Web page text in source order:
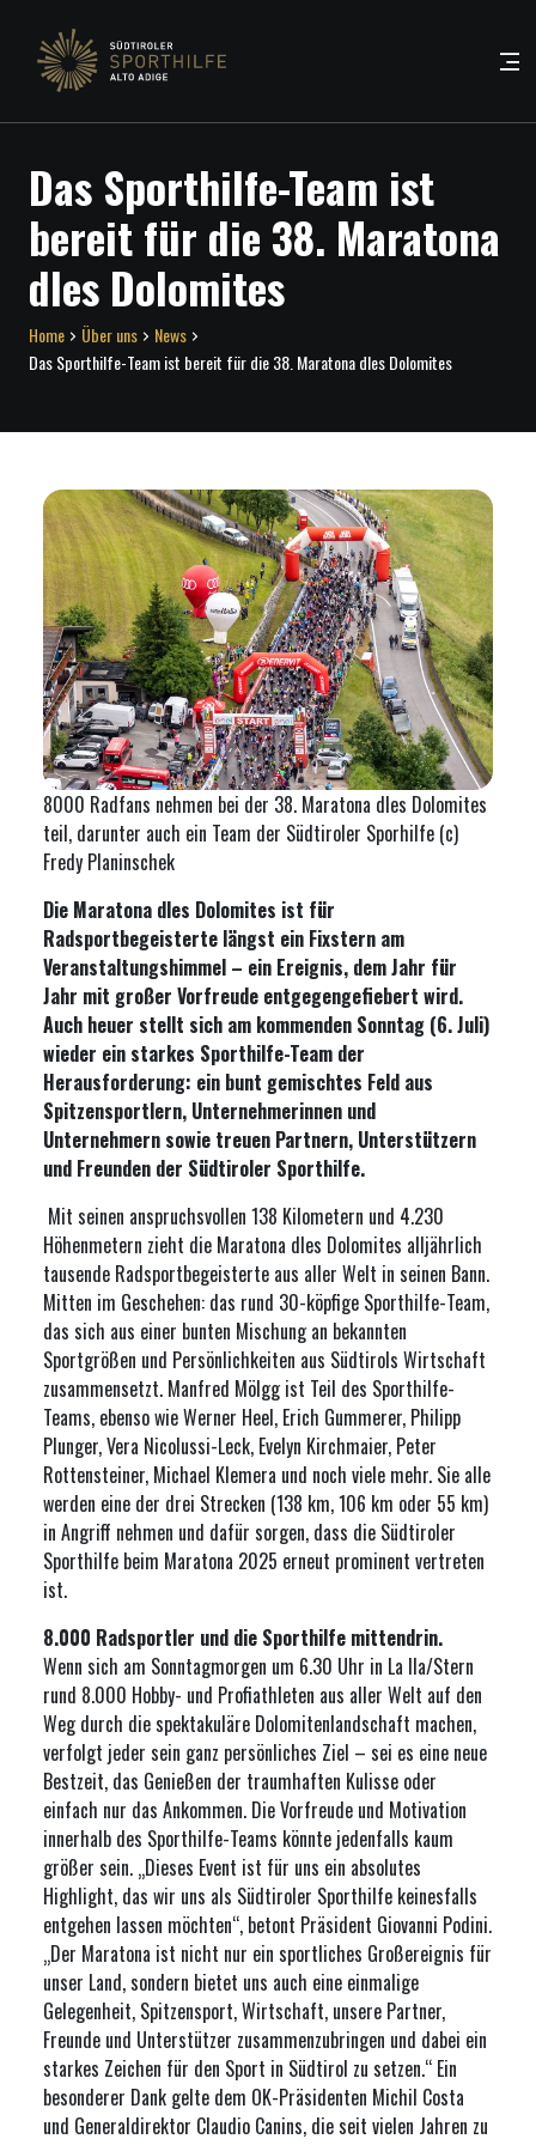
Das Sporthilfe-Team ist
bereit für die 38. Maratona
dles Dolomites
Home Über uns
News
Das Sporthilfe-Team ist bereit für die 38. Maratona dles Dolomites
8000 Radfans nehmen bei der 38. Maratona dles Dolomites
teil, darunter auch ein Team der Südtiroler Sporhilfe (c)
Fredy Planinschek
Die Maratona dles Dolomites ist für
Radsportbegeisterte längst ein Fixstern am
Veranstaltungshimmel – ein Ereignis, dem Jahr für
Jahr mit großer Vorfreude entgegengefiebert wird.
Auch heuer stellt sich am kommenden Sonntag (6. Juli)
wieder ein starkes Sporthilfe-Team der
Herausforderung: ein bunt gemischtes Feld aus
Spitzensportlern, Unternehmerinnen und
Unternehmern sowie treuen Partnern, Unterstützern
und Freunden der Südtiroler Sporthilfe.
Mit seinen anspruchsvollen 138 Kilometern und 4.230
Höhenmetern zieht die Maratona dles Dolomites alljährlich
tausende Radsportbegeisterte aus aller Welt in seinen Bann.
Mitten im Geschehen: das rund 30-köpfige Sporthilfe-Team,
das sich aus einer bunten Mischung an bekannten
Sportgrößen und Persönlichkeiten aus Südtirols Wirtschaft
zusammensetzt. Manfred Mölgg ist Teil des Sporthilfe-
Teams, ebenso wie Werner Heel, Erich Gummerer, Philipp
Plunger, Vera Nicolussi-Leck, Evelyn Kirchmaier, Peter
Rottensteiner, Michael Klemera und noch viele mehr. Sie alle
werden eine der drei Strecken (138 km, 106 km oder 55 km)
in Angriff nehmen und dafür sorgen, dass die Südtiroler
Sporthilfe beim Maratona 2025 erneut prominent vertreten
ist.
8.000 Radsportler und die Sporthilfe mittendrin.
Wenn sich am Sonntagmorgen um 6.30 Uhr in La Ila/Stern
rund 8.000 Hobby- und Profiathleten aus aller Welt auf den
Weg durch die spektakuläre Dolomitenlandschaft machen,
verfolgt jeder sein ganz persönliches Ziel – sei es eine neue
Bestzeit, das Genießen der traumhaften Kulisse oder
einfach nur das Ankommen. Die Vorfreude und Motivation
innerhalb des Sporthilfe-Teams könnte jedenfalls kaum
größer sein. „Dieses Event ist für uns ein absolutes
Highlight, das wir uns als Südtiroler Sporthilfe keinesfalls
entgehen lassen möchten“, betont Präsident Giovanni Podini.
„Der Maratona ist nicht nur ein sportliches Großereignis für
unser Land, sondern bietet uns auch eine einmalige
Gelegenheit, Spitzensport, Wirtschaft, unsere Partner,
Freunde und Unterstützer zusammenzubringen und dabei ein
starkes Zeichen für den Sport in Südtirol zu setzen.“ Ein
besonderer Dank gelte dem OK-Präsidenten Michil Costa
und Generaldirektor Claudio Canins, die seit vielen Jahren zu